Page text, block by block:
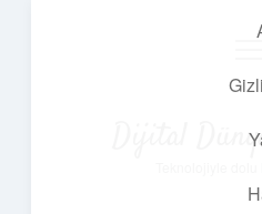
Dijital